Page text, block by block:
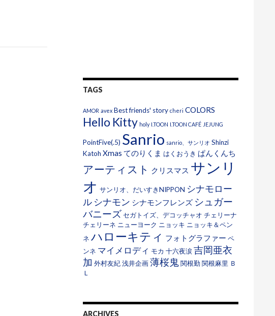
TAGS
AMOR avex Best friends' story cheri COLORS
Hello Kitty holy I.TOON I.TOON CAFÉ JEJUNG
PointFive(.5) Sanrio sanrio、サンリオ Shinzi
Katoh Xmas てのりくま はくおうき ぱんくんち
アーティスト クリスマス サンリ
オ サンリオ、だいすきNIPPON シナモロー
ル シナモン シナモンフレンズ シュガー
バニーズ セガトイズ、デコッチャオ チェリーナ
チェリーネ ニューヨーク ニョッキ ニョッキ＆ペン
ネ ハローキティ フォトグラファー ペ
ンネ マイメロディ モカ 十六夜涙 吉岡亜衣
加 外村友紀浅井企画薄桜鬼関根勤関根麻里 Ｂ
Ｌ
ARCHIVES